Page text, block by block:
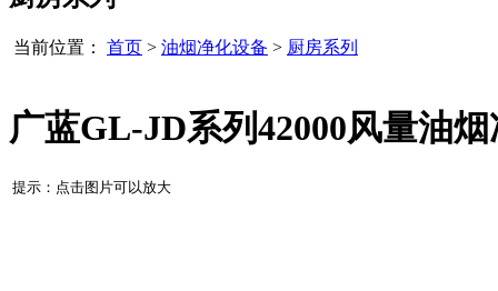
当前位置： 首页 > 油烟净化设备 > 厨房系列
广蓝GL-JD系列42000风量油
提示：点击图片可以放大